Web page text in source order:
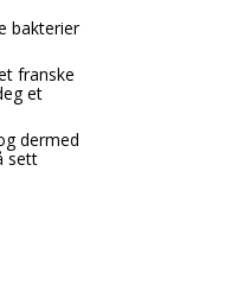
bakterier
franske
et
dermed
sett